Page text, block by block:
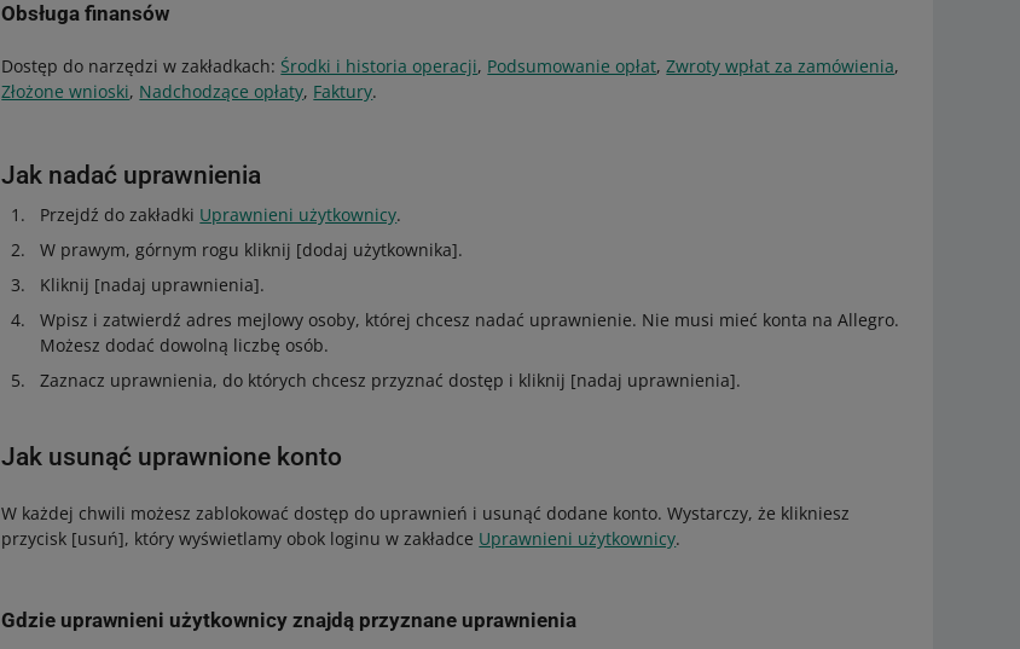
Obsługa finansów
Dostęp do narzędzi w zakładkach: Środki i historia operacji, Podsumowanie opłat,Zwroty wpłat za zamówienia,
Złożone wnioski, Nadchodzące opłaty, Faktury.
Jak nadać uprawnienia
Przejdź do zakładki Uprawnieni użytkownicy.
W prawym, górnym rogu kliknij [dodaj użytkownika].
Kliknij [nadaj uprawnienia].
Wpisz i zatwierdź adres mejlowy osoby, której chcesz nadać uprawnienie. Nie musi mieć konta na Allegro.
Możesz dodać dowolną liczbę osób.
Zaznacz uprawnienia, do których chcesz przyznać dostęp i kliknij [nadaj uprawnienia].
Jak usunąć uprawnione konto
W każdej chwili możesz zablokować dostęp do uprawnień i usunąć dodane konto. Wystarczy, że klikniesz
przycisk [usuń], który wyświetlamy obok loginu w zakładce Uprawnieni użytkownicy.
Gdzie uprawnieni użytkownicy znajdą przyznane uprawnienia